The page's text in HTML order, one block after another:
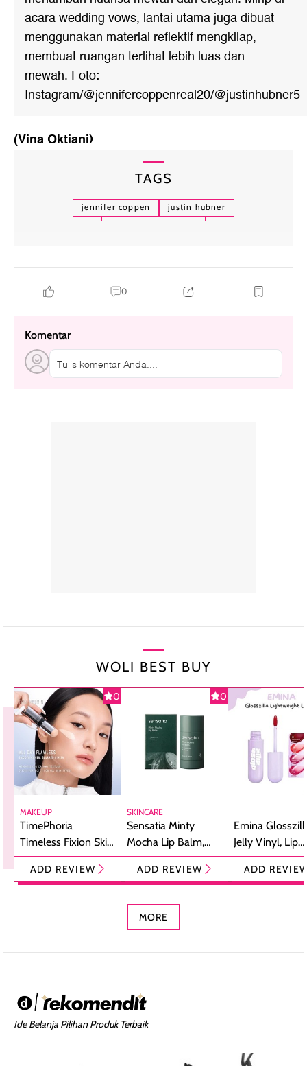
acara wedding vows, lantai utama juga dibuat
menggunakan material reflektif mengkilap,
membuat ruangan terlihat lebih luas dan
mewah. Foto:
Instagram/@jennifercoppenreal20/@justinhubner5
(Vina Oktiani)
TAGS
jennifer coppen
justin hubner
0
Komentar
Tulis komentar Anda....
WOLI BEST BUY
0
MAKEUP
TimePhoria
Timeless Fixion Skin
Tint Stick,
Foundation dan
ADD REVIEW
0
SKINCARE
Sensatia Minty
Mocha Lip Balm,
Pelembap Bibir
dengan Aroma
ADD REVIEW
Emina
Jelly Vinyl, Lip
Cream Glossy
Ringan
ADD
MORE
Ide Belanja Pilihan Produk Terbaik